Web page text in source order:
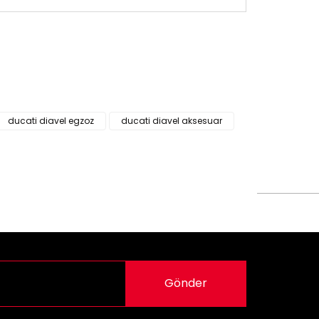
ducati diavel egzoz ducati diavel aksesuar
Gönder